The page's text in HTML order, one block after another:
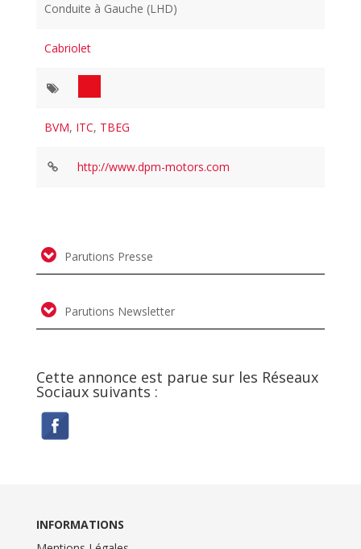
Conduite à Gauche (LHD)
Cabriolet
BVM, ITC, TBEG
http://www.dpm-motors.com
Parutions Presse
Parutions Newsletter
Cette annonce est parue sur les Réseaux
Sociaux suivants :
INFORMATIONS